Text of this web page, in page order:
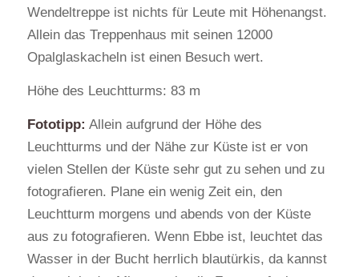
Wendeltreppe ist nichts für Leute mit Höhenangst.
Allein das Treppenhaus mit seinen 12000
Opalglaskacheln ist einen Besuch wert.
Höhe des Leuchtturms: 83 m
Fototipp: Allein aufgrund der Höhe des
Leuchtturms und der Nähe zur Küste ist er von
vielen Stellen der Küste sehr gut zu sehen und zu
fotografieren. Plane ein wenig Zeit ein, den
Leuchtturm morgens und abends von der Küste
aus zu fotografieren. Wenn Ebbe ist, leuchtet das
Wasser in der Bucht herrlich blautürkis, da kannst